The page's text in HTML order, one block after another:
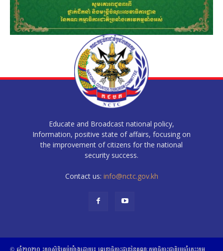
Educate and Broadcast national policy,
Information, positive state of affairs, focusing on
the improvement of citizens for the national
security success.
Contact us: info@nctc.gov.kh